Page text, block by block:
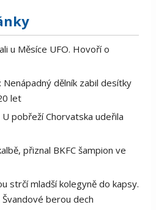
u Měsíce UFO. Hovoří o
dělník zabil desítky
let
U pobřeží Chorvatska udeřila
přiznal BKFC šampion ve
strčí mladší kolegyně do kapsy.
berou dech